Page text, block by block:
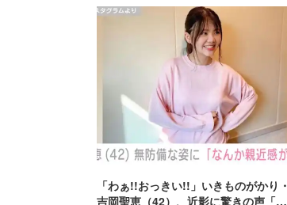
「わぁ!!おっきい!!」いきものがかり・
吉岡聖恵（42）、近影に驚きの声「な